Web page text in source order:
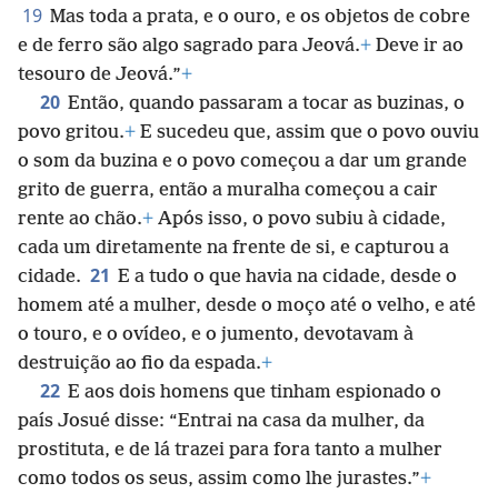
19 Mas toda a prata, e o ouro, e os objetos de cobre
e de ferro são algo sagrado para Jeová.+ Deve ir ao
tesouro de Jeová.”+
20 Então, quando passaram a tocar as buzinas, o
povo gritou.+ E sucedeu que, assim que o povo ouviu
o som da buzina e o povo começou a dar um grande
grito de guerra, então a muralha começou a cair
rente ao chão.+ Após isso, o povo subiu à cidade,
cada um diretamente na frente de si, e capturou a
cidade. 21 E a tudo o que havia na cidade, desde o
homem até a mulher, desde o moço até o velho, e até
o touro, e o ovídeo, e o jumento, devotavam à
destruição ao fio da espada.+
22 E aos dois homens que tinham espionado o
país Josué disse: “Entrai na casa da mulher, da
prostituta, e de lá trazei para fora tanto a mulher
como todos os seus, assim como lhe jurastes.”+